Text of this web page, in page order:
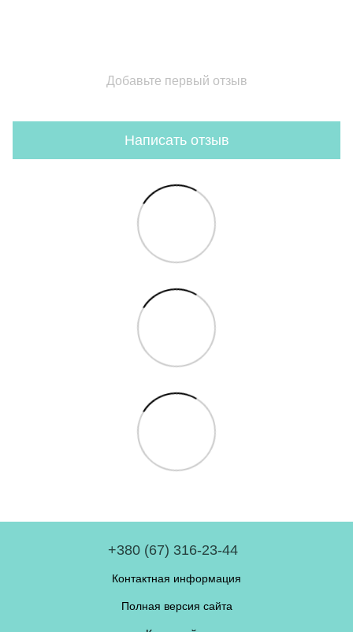
Добавьте первый отзыв
Написать отзыв
+380 (67) 316-23-44
Контактная информация
Полная версия сайта